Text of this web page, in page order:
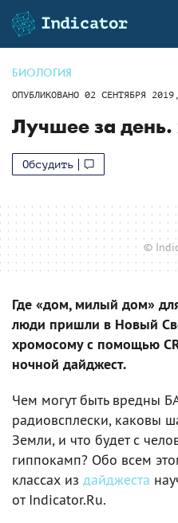
БИОЛОГИЯ
ОПУБЛИКОВАНО 02 СЕНТЯБРЯ
Лучшее за день.
Обсудить
©
Где «дом, милый дом»
люди пришли в Новый
хромосому с помощью
ночной дайджест.
Чем могут быть вредны
радиовсплески, каковы
Земли, и что будет с
гиппокамп? Обо всем
классах из дайджеста
от Indicator.Ru.